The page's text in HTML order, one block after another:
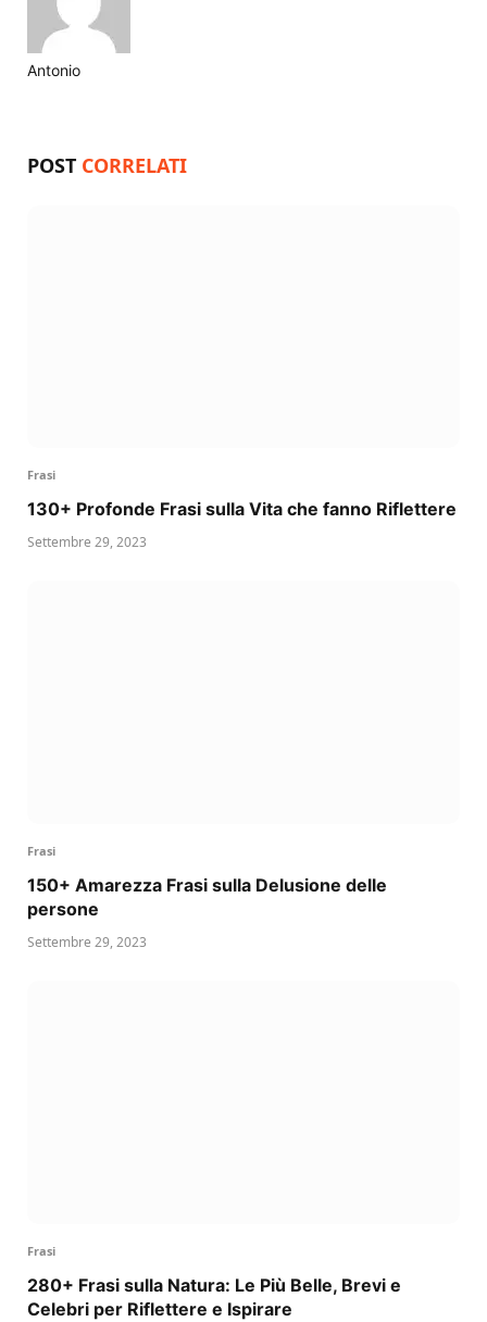
Antonio
POST CORRELATI
Frasi
130+ Profonde Frasi sulla Vita che fanno Riflettere
Settembre 29, 2023
Frasi
150+ Amarezza Frasi sulla Delusione delle
persone
Settembre 29, 2023
Frasi
280+ Frasi sulla Natura: Le Più Belle, Brevi e
Celebri per Riflettere e Ispirare